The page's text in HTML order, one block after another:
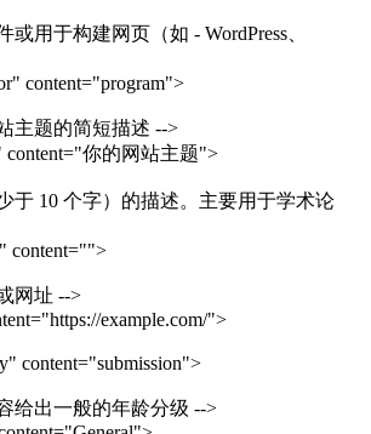
或用于构建网页（如 - WordPress、
content="program">
主题的简短描述 -->
content="你的网站主题">
于 10 个字）的描述。主要用于学术论
content="">
网址 -->
example.com/">
content="submission">
给出一般的年龄分级 -->